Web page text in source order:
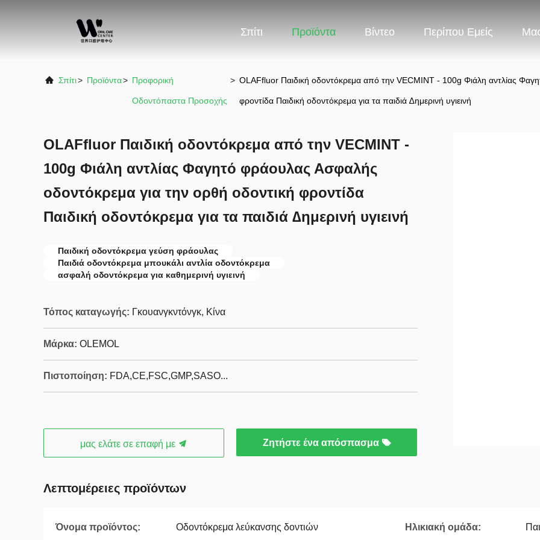
Σπίτι Προϊόντα Βίντεο Περίπου Εμείς
Σπίτι> Προϊόντα> Προφορική
Οδοντόπαστα Προσοχής
> OLAFfluor Παιδική οδοντόκρεμα από την VECMINT - 100g Φιάλη αντλίας
φροντίδα Παιδική οδοντόκρεμα για τα παιδιά ∆ημερινή υγιεινή
OLAFfluor Παιδική οδοντόκρεμα από την VECMINT -
100g Φιάλη αντλίας Φαγητό φράουλας Ασφαλής
οδοντόκρεμα για την ορθή οδοντική φροντίδα
Παιδική οδοντόκρεμα για τα παιδιά ∆ημερινή υγιεινή
Παιδική οδοντόκρεμα γεύση φράουλας
Παιδιά οδοντόκρεμα μπουκάλι αντλία οδοντόκρεμα
ασφαλή οδοντόκρεμα για καθημερινή υγιεινή
Τόπος καταγωγής: Γκουανγκντόνγκ, Κίνα
Μάρκα: OLEMOL
Πιστοποίηση: FDA,CE,FSC,GMP,SASO...
μας ελάτε σε επαφή με Ζητήστε ένα απόσπασμα
Λεπτομέρειες προϊόντων
Όνομα προϊόντος: Οδοντόκρεμα λεύκανσης δοντιών Ηλικιακή ομάδα: